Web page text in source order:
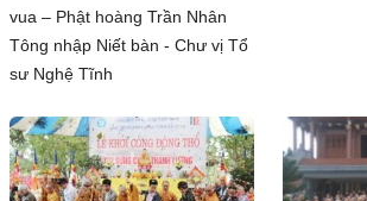
vua – Phật hoàng Trần Nhân
Tông nhập Niết bàn - Chư vị Tổ
sư Nghệ Tĩnh